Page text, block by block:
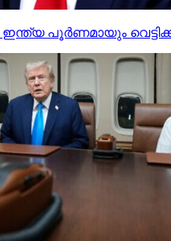
പൂര്‍ണമായും